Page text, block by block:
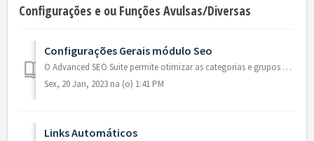
Configurações e ou Funções Avulsas/Diversas
Configurações Gerais módulo Seo
O Advanced SEO Suite permite otimizar as categorias e grupos de produtos específicos para termos de pesquisa específicos em um modelo. Isso melhorará muito ...
Sex, 20 Jan, 2023 na (o) 1:41 PM
Links Automáticos